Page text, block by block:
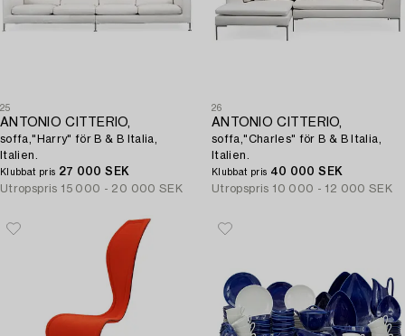
25
ANTONIO CITTERIO,
soffa,"Harry" för B & B Italia,
Italien.
Klubbat pris 27 000 SEK
Utropspris 15 000 - 20 000 SEK
26
ANTONIO CITTERIO,
soffa,"Charles" för B & B Italia,
Italien.
Klubbat pris 40 000 SEK
Utropspris 10 000 - 12 000 SEK